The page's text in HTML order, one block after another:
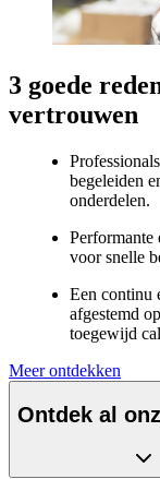
3 goede
vertrouwen
begeleiden
onderdelen.
Performante
voor snelle
Een continu
afgestemd
toegewijd
Meer ontdekken
Ontdek al